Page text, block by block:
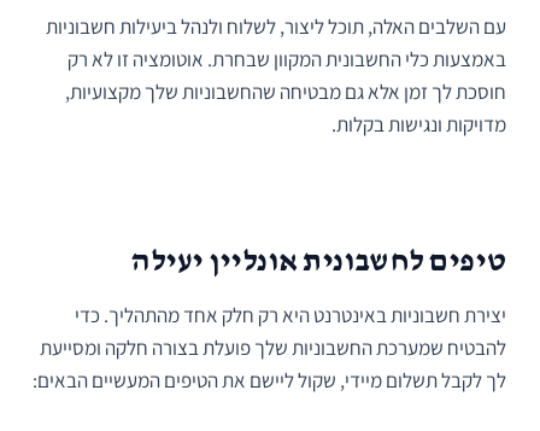
עם השלבים האלה, תוכל ליצור, לשלוח ולנהל ביעילות חשבוניות
באמצעות כלי החשבונית המקוון שבחרת. אוטומציה זו לא רק
חוסכת לך זמן אלא גם מבטיחה שהחשבוניות שלך מקצועיות,
מדויקות ונגישות בקלות.
טיפים לחשבונית אונליין יעילה
יצירת חשבוניות באינטרנט היא רק חלק אחד מהתהליך. כדי
להבטיח שמערכת החשבוניות שלך פועלת בצורה חלקה ומסייעת
לך לקבל תשלום מיידי, שקול ליישם את הטיפים המעשיים הבאים: